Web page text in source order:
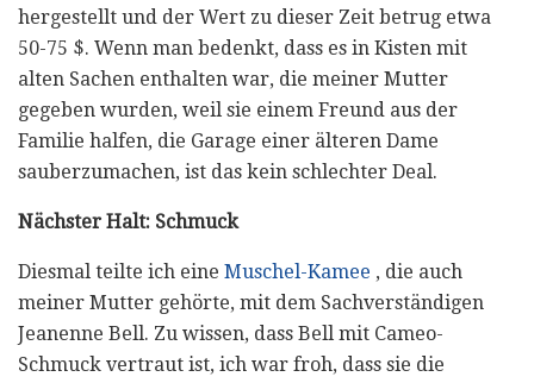
hergestellt und der Wert zu dieser Zeit betrug etwa
50-75 $. Wenn man bedenkt, dass es in Kisten mit
alten Sachen enthalten war, die meiner Mutter
gegeben wurden, weil sie einem Freund aus der
Familie halfen, die Garage einer älteren Dame
sauberzumachen, ist das kein schlechter Deal.
Nächster Halt: Schmuck
Diesmal teilte ich eine Muschel-Kamee , die auch
meiner Mutter gehörte, mit dem Sachverständigen
Jeanenne Bell. Zu wissen, dass Bell mit Cameo-
Schmuck vertraut ist, ich war froh, dass sie die